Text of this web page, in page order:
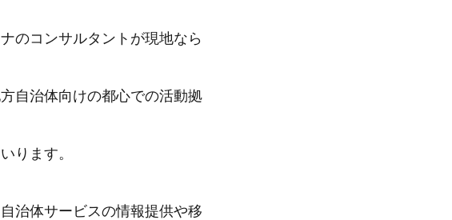
のコンサルタントが現地なら
自治体向けの都心での活動拠
ります。
治体サービスの情報提供や移